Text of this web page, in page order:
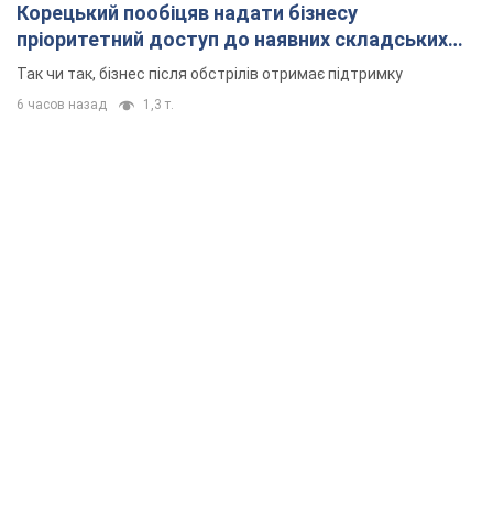
Корецький пообіцяв надати бізнесу
пріоритетний доступ до наявних складських
приміщень
Так чи так, бізнес після обстрілів отримає підтримку
6 часов назад 1,3 т.